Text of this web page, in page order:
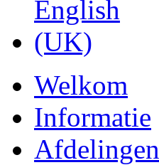
Welkom
Informatie
Afdelingen